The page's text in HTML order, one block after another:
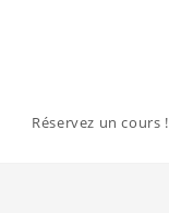
Réservez un cours !